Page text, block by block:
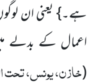
ہے۔} یعنی ان
اعمال کے بدلے
(خازن، یونس، تحت